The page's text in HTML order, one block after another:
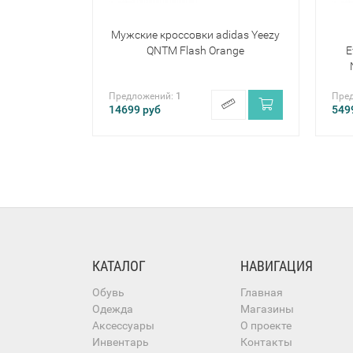
Мужские кроссовки adidas Yeezy
QNTM Flash Orange
Предложений: 1
14699руб
КАТАЛОГ
Обувь
Одежда
Аксессуары
Инвентарь
НАВИГАЦИЯ
Главная
Магазины
О проекте
Контакты